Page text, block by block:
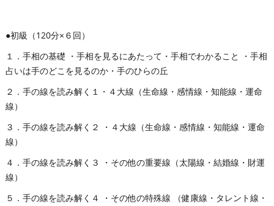
●初級（120分×６回）
１．手相の基礎 ・手相を見るにあたって・手相でわかること ・手相
占いは手のどこを見るのか・手のひらの丘
２．手の線を読み解く１・４大線（生命線・感情線・知能線・運命
線）
３．手の線を読み解く２ ・４大線（生命線・感情線・知能線・運命
線）
４．手の線を読み解く３ ・その他の重要線（太陽線・結婚線・財運
線）
５．手の線を読み解く４ ・その他の特殊線 （健康線・タレント線・